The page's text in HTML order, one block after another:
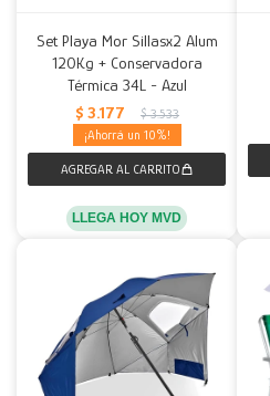
Set Playa Mor Sillasx2 Alum
120Kg + Conservadora
Térmica 34L - Azul
$ 3.177 $ 3.533
10
LLEGA HOY MVD